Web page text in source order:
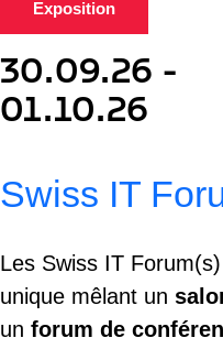
Exposition
30.09.26 -
01.10.26
Swiss IT
Les Swiss IT
unique mêlant un
un forum de